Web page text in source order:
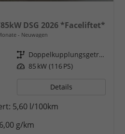
DSG 2026 *Faceliftet*
Neuwagen
Getriebe
Doppelkupplungsgetriebe (DSG)
Leistung 85 kW (116 PS)
Details
5,60 l/100km
g/km